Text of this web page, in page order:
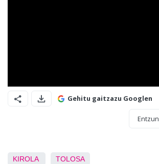
Gehitu gaitzazu Googlen
Entzun
KIROLA TOLOSA